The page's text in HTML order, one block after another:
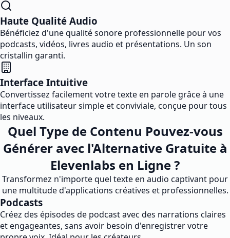
Haute Qualité Audio
Bénéficiez d'une qualité sonore professionnelle pour vos
podcasts, vidéos, livres audio et présentations. Un son
cristallin garanti.
Interface Intuitive
Convertissez facilement votre texte en parole grâce à une
interface utilisateur simple et conviviale, conçue pour tous
les niveaux.
Quel Type de Contenu Pouvez-vous
Générer avec l'Alternative Gratuite à
Elevenlabs en Ligne ?
Transformez n'importe quel texte en audio captivant pour
une multitude d'applications créatives et professionnelles.
Podcasts
Créez des épisodes de podcast avec des narrations claires
et engageantes, sans avoir besoin d'enregistrer votre